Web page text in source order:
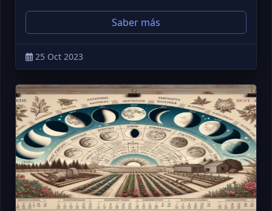
Saber más
25 Oct 2023